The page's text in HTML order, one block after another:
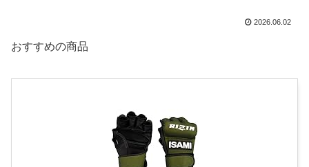
2026.06.02
おすすめの商品